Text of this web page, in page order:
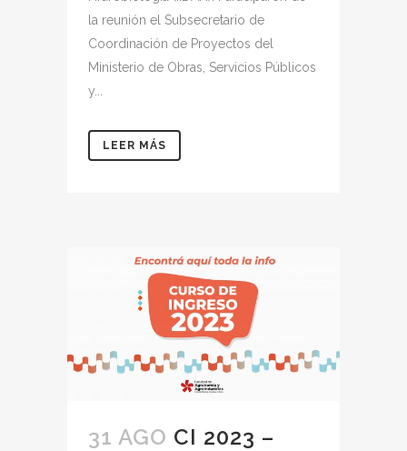
la reunión el Subsecretario de
Coordinación de Proyectos del
Ministerio de Obras, Servicios Públicos
y...
LEER MÁS
31 AGO CI 2023 –